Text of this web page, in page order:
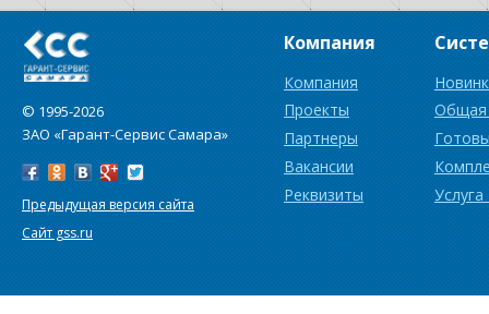
© 1995-2026
ЗАО «Гарант-Сервис Самара»
Предыдущая версия сайта
Сайт gss.ru
Компания
Компания
Проекты
Партнеры
Вакансии
Реквизиты
Общая